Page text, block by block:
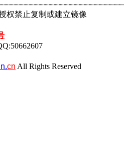
权禁止复制或建立镜像
cn All Rights Reserved